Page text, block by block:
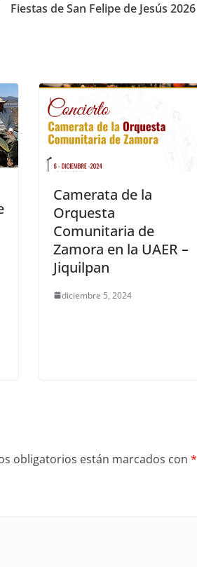
Fiestas de San Felipe de Jesús 2026
Camerata de la
Orquesta
Comunitaria de
Zamora en la UAER –
Jiquilpan
diciembre 5, 2024
obligatorios están marcados con *